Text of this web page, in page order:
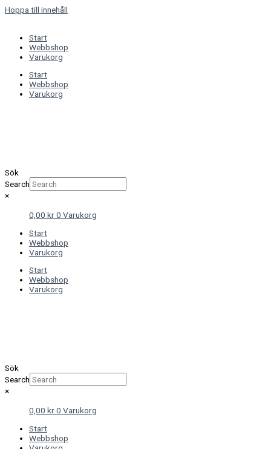
Hoppa till innehåll
Start
Webbshop
Varukorg
Start
Webbshop
Varukorg
Sök
Search
×
0,00 kr0 Varukorg
Start
Webbshop
Varukorg
Start
Webbshop
Varukorg
Sök
Search
×
0,00 kr0 Varukorg
Start
Webbshop